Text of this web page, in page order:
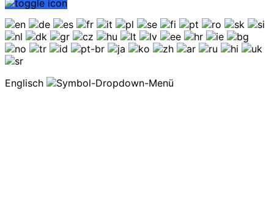
Englisch